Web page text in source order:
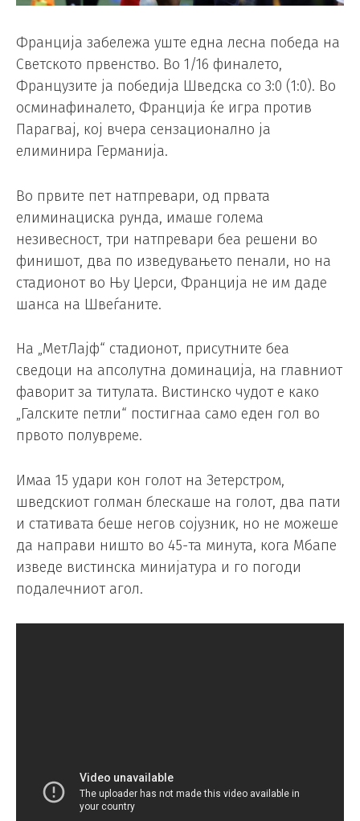
Франција забележа уште една лесна победа на
Светското првенство. Во 1/16 финалето,
Французите ја победија Шведска со 3:0 (1:0). Во
осминафиналето, Франција ќе игра против
Парагвај, кој вчера сензационално ја
елиминира Германија.
Во првите пет натпревари, од првата
елиминациска рунда, имаше голема
незивесност, три натпревари беа решени во
финишот, два по изведувањето пенали, но на
стадионот во Њу Џерси, Франција не им даде
шанса на Швеѓаните.
На „МетЛајф“ стадионот, присутните беа
сведоци на апсолутна доминација, на главниот
фаворит за титулата. Вистинско чудот е како
„Галските петли“ постигнаа само еден гол во
првото полувреме.
Имаа 15 удари кон голот на Зетерстром,
шведскиот голман блескаше на голот, два пати
и стативата беше негов сојузник, но не можеше
да направи ништо во 45-та минута, кога Мбапе
изведе вистинска минијатура и го погоди
подалечниот агол.